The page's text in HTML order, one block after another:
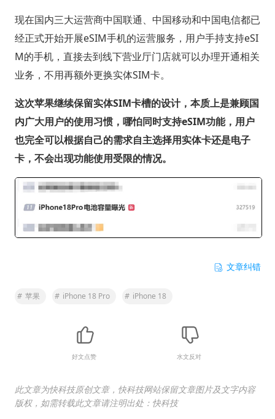
现在国内三大运营商中国联通、中国移动和中国电信都已
经正式开始开展eSIM手机的运营服务，用户手持支持eSI
M的手机，直接去到线下营业厅门店就可以办理开通相关
业务，不用再额外更换实体SIM卡。
这次苹果继续保留实体SIM卡槽的设计，本质上是兼顾国
内广大用户的使用习惯，哪怕同时支持eSIM功能，用户
也完全可以根据自己的需求自主选择用实体卡还是电子
卡，不会出现功能使用受限的情况。
文章纠错
# 苹果 # iPhone 18 Pro # iPhone 18
好文点赞 水文反对
此文章为快科技原创文章，快科技网站保留文章图片及文字内容
版权，如需转载此文章请注明出处：快科技